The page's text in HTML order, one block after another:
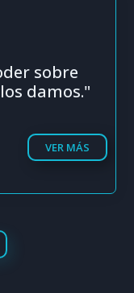
sobre
damos."
VER MÁS